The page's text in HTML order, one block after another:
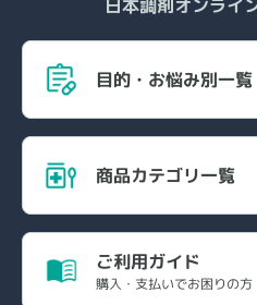
日本調剤オンライ
目的・お悩み別一覧
商品カテゴリ一覧
ご利用ガイド
購入・支払いでお困りの方